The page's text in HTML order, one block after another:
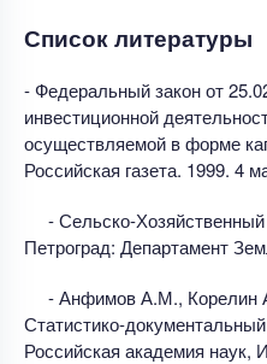
Список литературы
- Федеральный закон от
инвестиционной
осуществляемой в форме
Российская газета. 1999. 4
- Сельско-
Петроград: Департамент
- Анфимов А.М., Корелин
Статистико-
Российская академия наук,